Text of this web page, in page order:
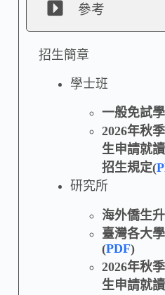
參考
招生簡章
學士班
一般免試
2026年秋
生申請就
招生規定(
研究所
海外僑生
臺灣各大
(PDF)
2026年秋
生申請就